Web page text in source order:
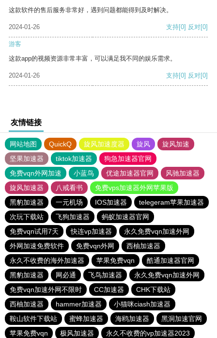
这款软件的售后服务非常好，遇到问题都能得到及时解决。
2024-01-26 支持[0] 反对[0]
游客
这款app的视频资源非常丰富，可以满足我不同的娱乐需求。
2024-01-26 支持[0] 反对[0]
友情链接
网站地图 QuickQ 旋风加速度器 旋风
旋风加速
坚果加速器
tiktok加速器
狗急加速器官网
免费vqn外网加速
小蓝鸟 优途加速器官网
风驰加速器
旋风加速器
八戒看书
免费vps加速器外网苹果版
黑豹加速器
一元机场 IOS加速器
telegeram苹果加速器
次玩下载站
飞狗加速器
蚂蚁加速器官网
免费vqn试用7天
快连vp加速器
永久免费vqn加速外网
外网加速免费软件
免费vqn外网
西柚加速器
永久不收费的海外加速器
苹果免费vqn
酷通加速器官网
黑豹加速器
网必通 飞鸟加速器
永久免费vqn加速外网
免费vqn加速外网不限时
CC加速器
CHK下载站
西柚加速器
hammer加速器
小猫咪ciash加速器
鞍山软件下载站
蜜蜂加速器 海鸥加速器
黑洞加速官网
苹果免费vqn
极风加速器 永久不收费的vp加速器2023